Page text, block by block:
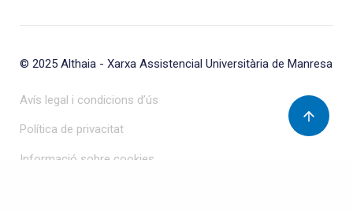
© 2025 Althaia - Xarxa Assistencial Universitària de Manresa
Avís legal i condicions d’ús
Política de privacitat
Informació sobre cookies